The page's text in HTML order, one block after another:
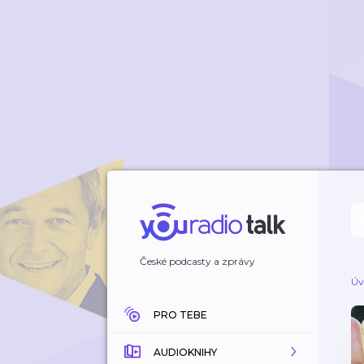
České podcasty a zprávy
PRO TEBE
AUDIOKNIHY